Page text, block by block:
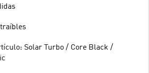
Solar Turbo / Core Black /